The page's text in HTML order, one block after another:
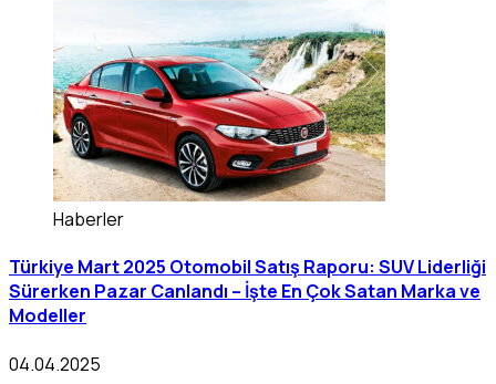
Haberler
Türkiye Mart 2025 Otomobil Satış Raporu: SUV Liderliği
Sürerken Pazar Canlandı – İşte En Çok Satan Marka ve
Modeller
04.04.2025